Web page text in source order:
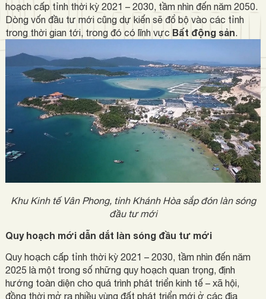
hoạch cấp tỉnh thời kỳ 2021 – 2030, tầm nhìn đến năm 2050.
Dòng vốn đầu tư mới cũng dự kiến sẽ đổ bộ vào các tỉnh
trong thời gian tới, trong đó có lĩnh vực Bất động sản.
Khu Kinh tế Vân Phong, tỉnh Khánh Hòa sắp đón làn sóng
đầu tư mới
Quy hoạch mới dẫn dắt làn sóng đầu tư mới
Quy hoạch cấp tỉnh thời kỳ 2021 – 2030, tầm nhìn đến năm
2025 là một trong số những quy hoạch quan trọng, định
hướng toàn diện cho quá trình phát triển kinh tế – xã hội,
đồng thời mở ra nhiều vùng đất phát triển mới ở các địa